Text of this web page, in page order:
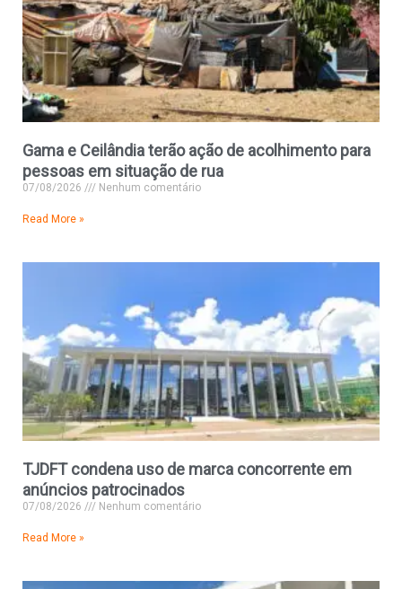
Gama e Ceilândia terão ação de acolhimento para
pessoas em situação de rua
07/08/2026 Nenhum comentário
Read More »
TJDFT condena uso de marca concorrente em
anúncios patrocinados
07/08/2026 Nenhum comentário
Read More »